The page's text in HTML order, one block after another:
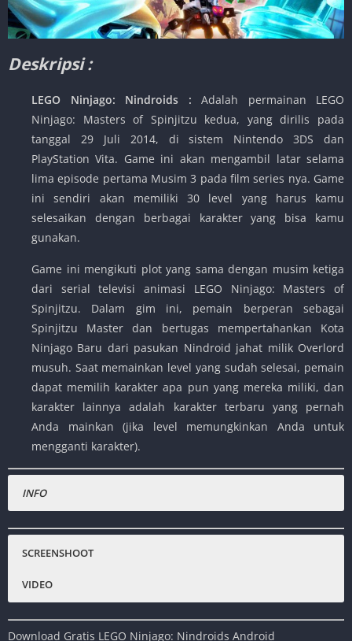
Deskripsi :
LEGO Ninjago: Nindroids : Adalah permainan LEGO
Ninjago: Masters of Spinjitzu kedua, yang dirilis pada
tanggal 29 Juli 2014, di sistem Nintendo 3DS dan
PlayStation Vita. Game ini akan mengambil latar selama
lima episode pertama Musim 3 pada film series nya. Game
ini sendiri akan memiliki 30 level yang harus kamu
selesaikan dengan berbagai karakter yang bisa kamu
gunakan.
Game ini mengikuti plot yang sama dengan musim ketiga
dari serial televisi animasi LEGO Ninjago: Masters of
Spinjitzu. Dalam gim ini, pemain berperan sebagai
Spinjitzu Master dan bertugas mempertahankan Kota
Ninjago Baru dari pasukan Nindroid jahat milik Overlord
musuh. Saat memainkan level yang sudah selesai, pemain
dapat memilih karakter apa pun yang mereka miliki, dan
karakter lainnya adalah karakter terbaru yang pernah
Anda mainkan (jika level memungkinkan Anda untuk
mengganti karakter).
INFO
Emulator :
Publisher:Activasion
SCREENSHOOT
VIDEO
Download Gratis LEGO Ninjago: Nindroids Android